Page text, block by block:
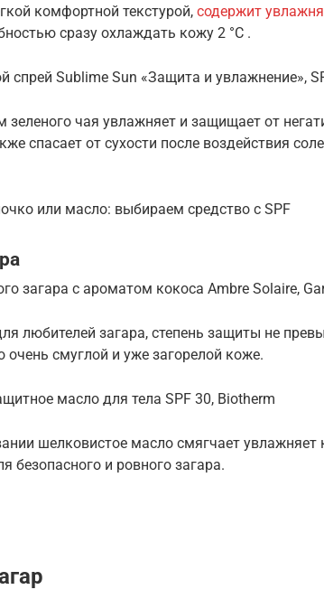
комфортной текстурой, содержит
сразу охлаждать кожу 2 °C .
спрей Sublime Sun «Защита и увлажнение»,
чая увлажняет и защищает от
спасает от сухости после воздействия
или масло: выбираем средство с SPF
загара с ароматом кокоса Ambre Solaire,
любителей загара, степень защиты не
очень смуглой и уже загорелой коже.
масло для тела SPF 30, Biotherm
шелковистое масло смягчает увлажняет
безопасного и ровного загара.